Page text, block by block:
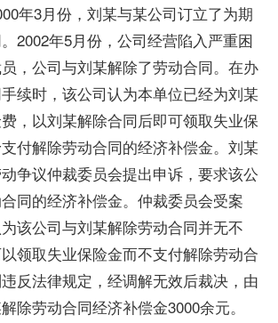
3月份，刘某与某公司订立了为期
2002年5月份，公司经营陷入严重困
，公司与刘某解除了劳动合同。在办
续时，该公司认为本单位已经为刘某
，以刘某解除合同后即可领取失业保
付解除劳动合同的经济补偿金。刘某
争议仲裁委员会提出申诉，要求该公
同的经济补偿金。仲裁委员会受案
该公司与刘某解除劳动合同并无不
领取失业保险金而不支付解除劳动合
反法律规定，经调解无效后裁决，由
除劳动合同经济补偿金3000余元。